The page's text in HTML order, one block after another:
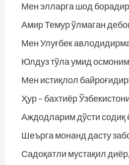
Мен элларга шод
Амир Темур ўлмаган
Мен Улуғбек
Юлдуз тўла умид
Мен истиқлол
Ҳур – бахтиёр
Аждодларим дўсти содиқ
Шеърга монанд дасту
Садоқатли мустақил диёр,